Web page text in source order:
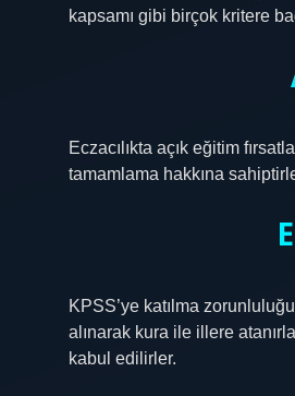
kapsamı gibi birçok kritere
Eczacılıkta açık eğitim
tamamlama hakkına
KPSS’ye katılma
alınarak kura ile illere
kabul edilirler.